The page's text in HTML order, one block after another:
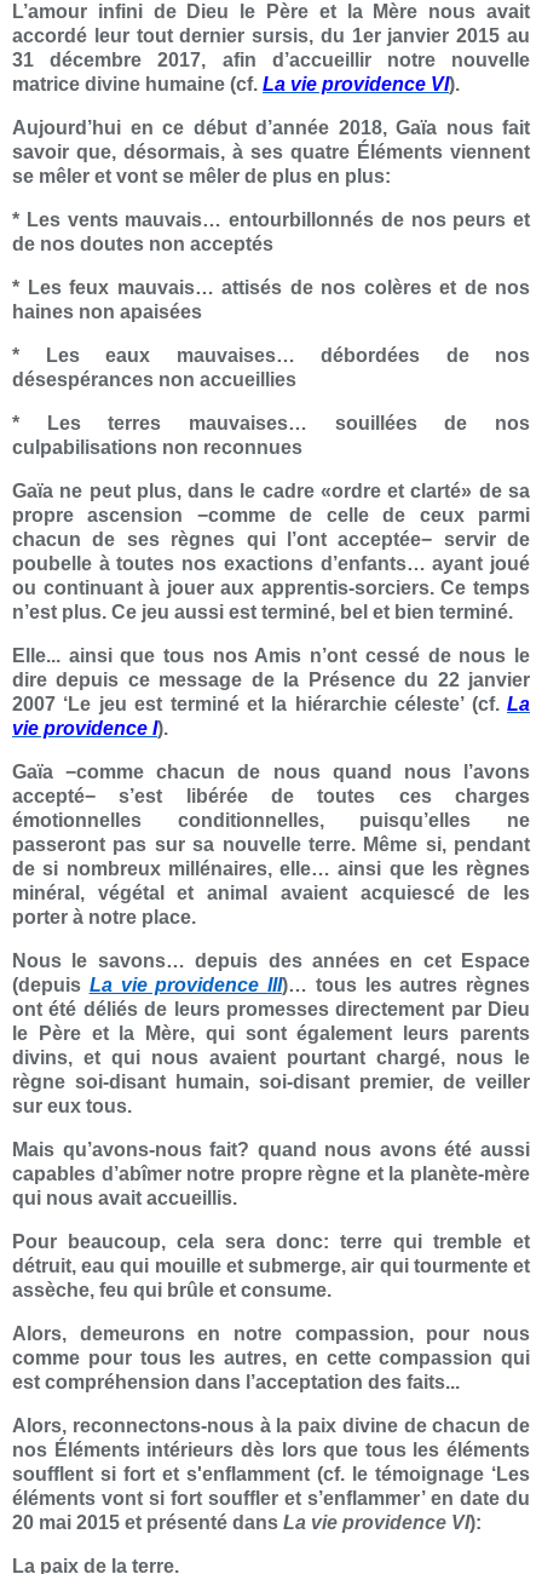
L’amour infini de Dieu le Père et la Mère nous avait
accordé leur tout dernier sursis, du 1er janvier 2015 au
31 décembre 2017, afin d’accueillir notre nouvelle
matrice divine humaine (cf. La vie providence VI).
Aujourd’hui en ce début d’année 2018, Gaïa nous fait
savoir que, désormais, à ses quatre Éléments viennent
se mêler et vont se mêler de plus en plus:
* Les vents mauvais… entourbillonnés de nos peurs et
de nos doutes non acceptés
* Les feux mauvais… attisés de nos colères et de nos
haines non apaisées
* Les eaux mauvaises… débordées de nos
désespérances non accueillies
* Les terres mauvaises… souillées de nos
culpabilisations non reconnues
Gaïa ne peut plus, dans le cadre «ordre et clarté» de sa
propre ascension −comme de celle de ceux parmi
chacun de ses règnes qui l’ont acceptée− servir de
poubelle à toutes nos exactions d’enfants… ayant joué
ou continuant à jouer aux apprentis-sorciers. Ce temps
n’est plus. Ce jeu aussi est terminé, bel et bien terminé.
Elle... ainsi que tous nos Amis n’ont cessé de nous le
dire depuis ce message de la Présence du 22 janvier
2007 ‘Le jeu est terminé et la hiérarchie céleste’ (cf. La
vie providence I).
Gaïa −comme chacun de nous quand nous l’avons
accepté− s’est libérée de toutes ces charges
émotionnelles conditionnelles, puisqu’elles ne
passeront pas sur sa nouvelle terre. Même si, pendant
de si nombreux millénaires, elle… ainsi que les règnes
minéral, végétal et animal avaient acquiescé de les
porter à notre place.
Nous le savons… depuis des années en cet Espace
(depuis La vie providence III)… tous les autres règnes
ont été déliés de leurs promesses directement par Dieu
le Père et la Mère, qui sont également leurs parents
divins, et qui nous avaient pourtant chargé, nous le
règne soi-disant humain, soi-disant premier, de veiller
sur eux tous.
Mais qu’avons-nous fait? quand nous avons été aussi
capables d’abîmer notre propre règne et la planète-mère
qui nous avait accueillis.
Pour beaucoup, cela sera donc: terre qui tremble et
détruit, eau qui mouille et submerge, air qui tourmente et
assèche, feu qui brûle et consume.
Alors, demeurons en notre compassion, pour nous
comme pour tous les autres, en cette compassion qui
est compréhension dans l’acceptation des faits...
Alors, reconnectons-nous à la paix divine de chacun de
nos Éléments intérieurs dès lors que tous les éléments
soufflent si fort et s'enflamment (cf. le témoignage ‘Les
éléments vont si fort souffler et s’enflammer’ en date du
20 mai 2015 et présenté dans La vie providence VI):
La paix de la terre.